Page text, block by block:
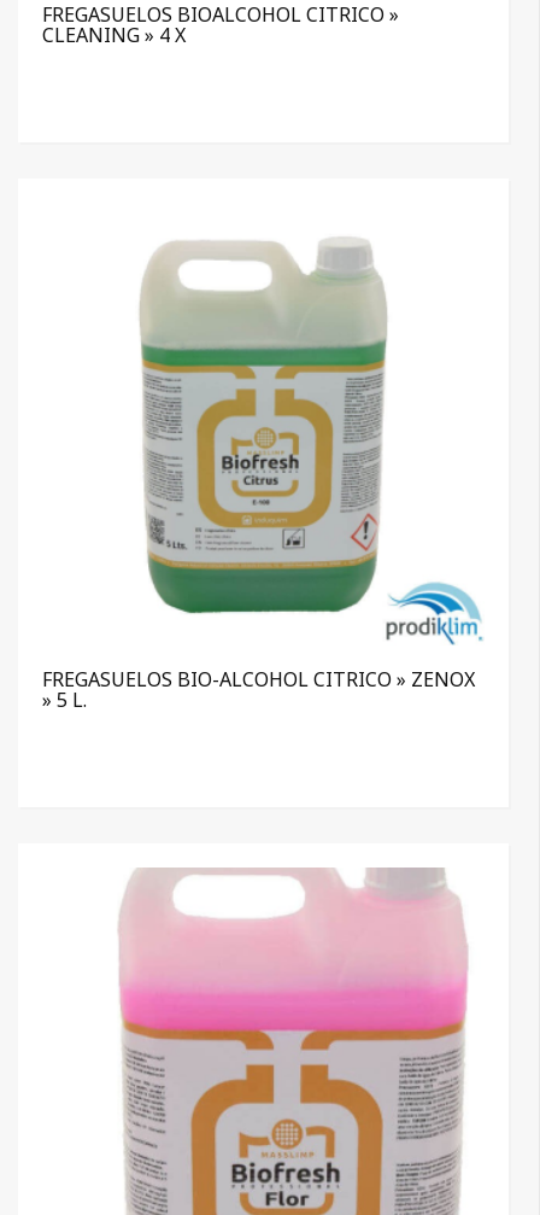
FREGASUELOS BIOALCOHOL CITRICO »
CLEANING » 4 X
FREGASUELOS BIO-ALCOHOL CITRICO » ZENOX
» 5 L.